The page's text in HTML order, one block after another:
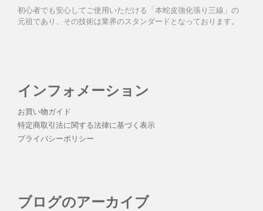
初心者でも安心してご使用いただける「本蛇皮強化張り三線」の
元祖であり、その技術は業界のスタンダードとなっております。
インフォメーション
お買い物ガイド
特定商取引法に関する法律に基づく表示
プライバシーポリシー
ブログのアーカイブ